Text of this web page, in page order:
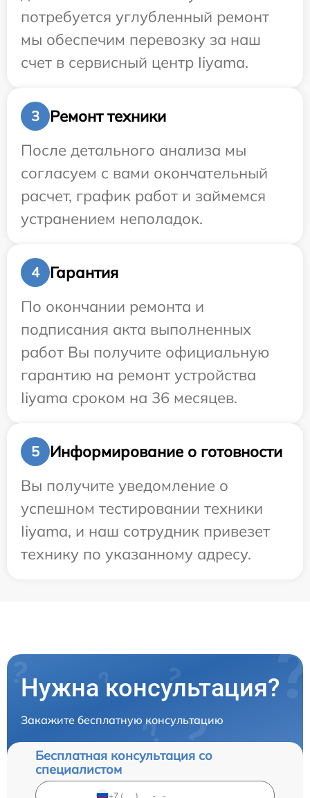
потребуется углубленный ремонт
мы обеспечим перевозку за наш
счет в сервисный центр Iiyama.
3
Ремонт техники
После детального анализа мы
согласуем с вами окончательный
расчет, график работ и займемся
устранением неполадок.
4
Гарантия
По окончании ремонта и
подписания акта выполненных
работ Вы получите официальную
гарантию на ремонт устройства
Iiyama сроком на 36 месяцев.
5
Информирование о готовности
Вы получите уведомление о
успешном тестировании техники
Iiyama, и наш сотрудник привезет
технику по указанному адресу.
Нужна консультация?
Закажите бесплатную консультацию
Бесплатная консультация со
специалистом